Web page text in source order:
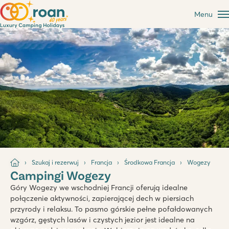
Menu
Szukaj i rezerwuj Francja Środkowa Francja Wogezy
Campingi Wogezy
Góry Wogezy we wschodniej Francji oferują idealne
połączenie aktywności, zapierającej dech w piersiach
przyrody i relaksu. To pasmo górskie pełne pofałdowanych
wzgórz, gęstych lasów i czystych jezior jest idealne na